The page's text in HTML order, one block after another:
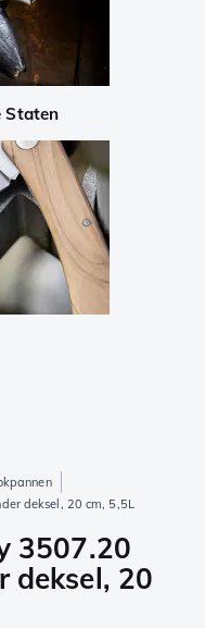
Staten
deksel, 20 cm, 5,5L
3507.20
deksel, 20